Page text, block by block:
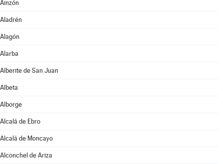
Ainzón
Aladrén
Alagón
Alarba
Alberite de San Juan
Albeta
Alborge
Alcalá de Ebro
Alcalá de Moncayo
Alconchel de Ariza